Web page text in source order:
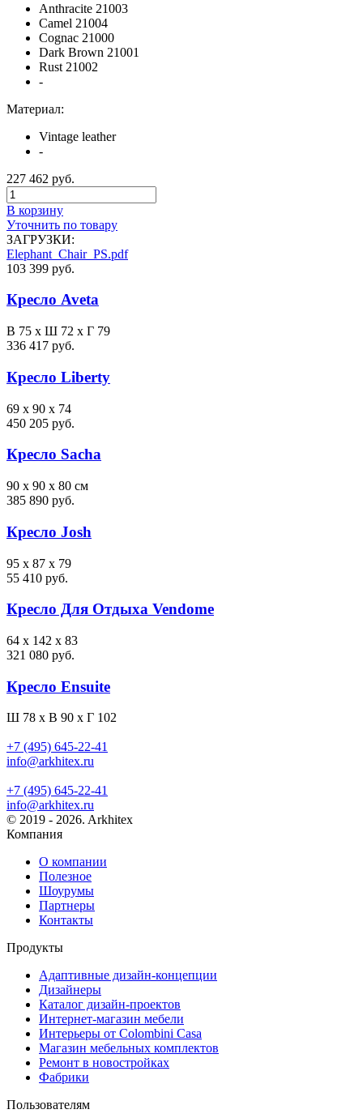
Anthracite 21003
Camel 21004
Cognac 21000
Dark Brown 21001
Rust 21002
-
Материал:
Vintage leather
-
227 462 руб.
В корзину
Уточнить по товару
ЗАГРУЗКИ:
Elephant_Chair_PS.pdf
103 399 руб.
Кресло Aveta
В 75 х Ш 72 х Г 79
336 417 руб.
Кресло Liberty
69 x 90 x 74
450 205 руб.
Кресло Sacha
90 x 90 x 80 см
385 890 руб.
Кресло Josh
95 x 87 x 79
55 410 руб.
Кресло Для Отдыха Vendome
64 x 142 x 83
321 080 руб.
Кресло Ensuite
Ш 78 x В 90 x Г 102
+7 (495) 645-22-41
info@arkhitex.ru
+7 (495) 645-22-41
info@arkhitex.ru
© 2019 - 2026. Arkhitex
Компания
О компании
Полезное
Шоурумы
Партнеры
Контакты
Продукты
Адаптивные дизайн-концепции
Дизайнеры
Каталог дизайн-проектов
Интернет-магазин мебели
Интерьеры от Colombini Casa
Магазин мебельных комплектов
Ремонт в новостройках
Фабрики
Пользователям